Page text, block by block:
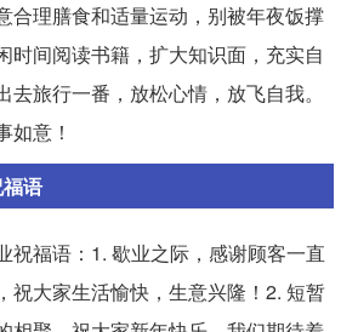
合理膳食和适量运动，别被年夜饭撑
时间阅读书籍，扩大知识面，充实自
去旅行一番，放松心情，放飞自我。
如意！
语
祝福语：1. 歇业之际，感谢顾客一直
祝大家生活愉快，生意兴隆！2. 短暂